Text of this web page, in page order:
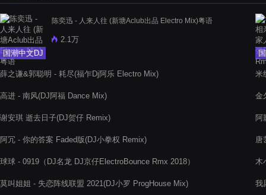
国潮中文DJ
陈奕迅 - 人来人往 (新塘Aclub出品 Electro Mix)粤语
2.1万
薛之谦&郭聪明 - 耗尽(福乍Dj阿乐 Electro Mix)
高进 - 南风(DJ阿福 Dance Mix)
谢安琪 逝去日子(DJ贺仔 Remix)
阿冗 - 你的答案 Faded版(DJ小拳权 Remix)
球球 - 0919（DJ名龙 DJ京仔ElectroBounce Rmx 2018）
莫叫姐姐 - 失恋阵线联盟 2021(DJ小罗 ProgHouse Mix)
米
金
阿
唐
木
我